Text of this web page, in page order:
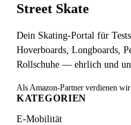
Street Skate
Dein Skating-Portal für
Hoverboards, Longboards,
Rollschuhe — ehrlich und
Als Amazon-Partner verdienen
KATEGORIEN
E-Mobilität